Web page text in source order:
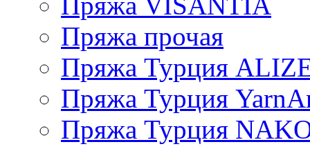
Пряжа прочая
Пряжа Турция
Пряжа Турция
Пряжа Турция